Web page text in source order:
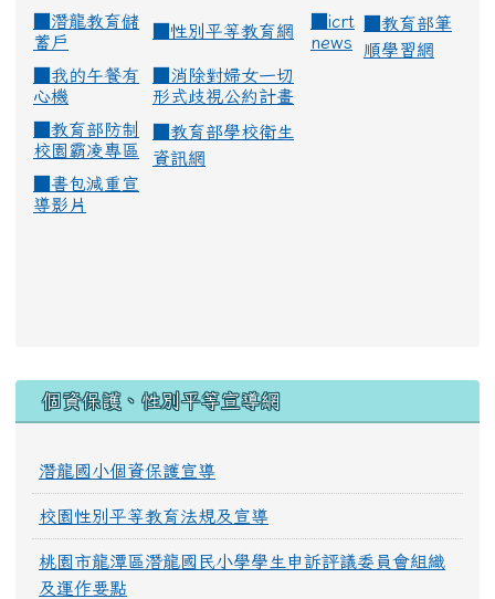
潛龍教育儲
蓄戶
性別平等教育網
icrt
news
教育部筆
順學習網
我的午餐有
心機
消除對婦女一切
形式歧視公約計畫
教育部防制
校園霸凌專區
教育部學校衛生
資訊網
書包減重宣
導影片
個資保護、性別平等宣導網
潛龍國小個資保護宣導
校園性別平等教育法規及宣導
桃園市龍潭區潛龍國民小學學生申訴評議委員會組織
及運作要點